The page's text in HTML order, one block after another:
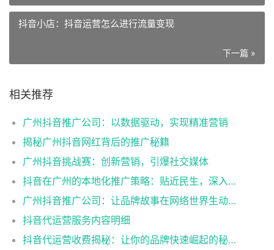
抖音小店：抖音运营怎么进行流量变现
下一篇 »
相关推荐
广州抖音推广公司：以数据驱动，实现精准营销
揭秘广州抖音网红背后的推广秘籍
广州抖音挑战赛：创新营销，引爆社交媒体
抖音在广州的本地化推广策略：贴近民生，深入人心
广州抖音推广公司：让品牌故事在网络世界生动演绎
抖音代运营服务内容明细
抖音代运营收费揭秘：让你的品牌快速崛起的秘密武器